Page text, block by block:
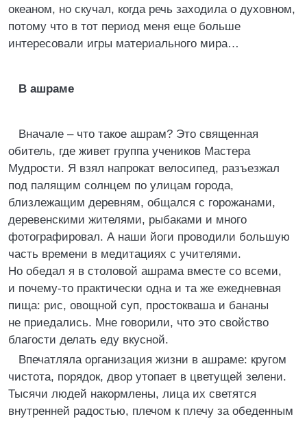
океаном, но скучал, когда речь заходила о духовном,
потому что в тот период меня еще больше
интересовали игры материального мира…
В ашраме
Вначале – что такое ашрам? Это священная
обитель, где живет группа учеников Мастера
Мудрости. Я взял напрокат велосипед, разъезжал
под палящим солнцем по улицам города,
близлежащим деревням, общался с горожанами,
деревенскими жителями, рыбаками и много
фотографировал. А наши йоги проводили большую
часть времени в медитациях с учителями.
Но обедал я в столовой ашрама вместе со всеми,
и почему-то практически одна и та же ежедневная
пища: рис, овощной суп, простокваша и бананы
не приедались. Мне говорили, что это свойство
благости делать еду вкусной.
Впечатляла организация жизни в ашраме: кругом
чистота, порядок, двор утопает в цветущей зелени.
Тысячи людей накормлены, лица их светятся
внутренней радостью, плечом к плечу за обеденным